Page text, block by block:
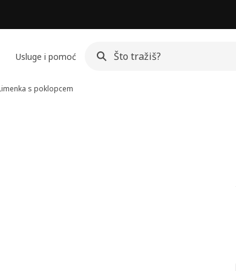
Usluge i pomoć
s poklopcem